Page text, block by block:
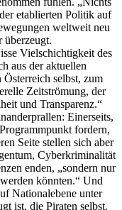
etablierten Politik auf
weltweit neu
überzeugt.
Vielschichtigkeit des
aus der aktuellen
selbst, zum
Zeitströmung, der
und Transparenz.“
Einerseits,
fordern,
Seite stellen sich aber
Cyberkriminalität
enden, „sondern nur
könnten.“ Und
Nationalebene unter
ist, die Piraten selbst.